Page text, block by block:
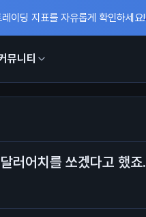
이딩 지표를 자유롭게 확인하세요!
뮤니티
어치를 쏘겠다고 했죠.